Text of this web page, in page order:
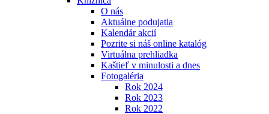
O nás
Aktuálne podujatia
Kalendár akcií
Pozrite si náš online katalóg
Virtuálna prehliadka
Kaštieľ v minulosti a dnes
Fotogaléria
Rok 2024
Rok 2023
Rok 2022